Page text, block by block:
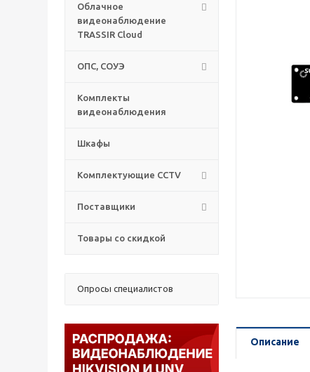
Облачное
видеонаблюдение
TRASSIR Cloud
ОПС, СОУЭ
Комплекты
видеонаблюдения
Шкафы
Комплектующие CCTV
Поставщики
Товары со скидкой
Опросы специалистов
Описание